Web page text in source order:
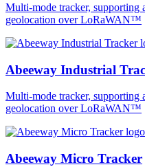
Multi-mode tracker, supporting
geolocation over LoRaWAN™
Abeeway Industrial
Multi-mode tracker, supporting
geolocation over LoRaWAN™
Abeeway Micro Tracker